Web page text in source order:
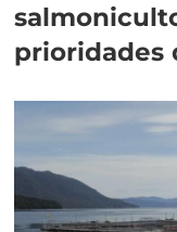
prioridades